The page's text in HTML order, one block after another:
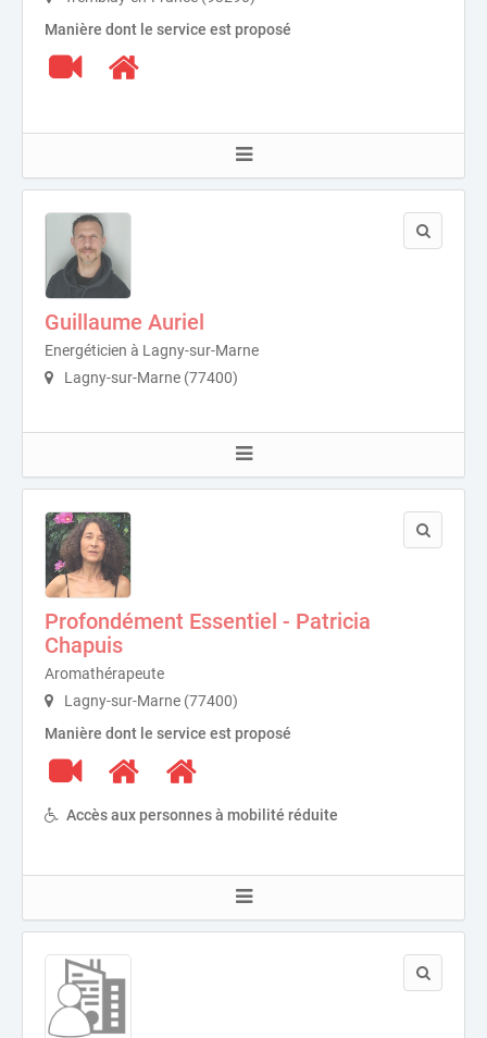
Manière dont le service est proposé
Guillaume Auriel
Energéticien à Lagny-sur-Marne
Lagny-sur-Marne (77400)
Profondément Essentiel - Patricia
Chapuis
Aromathérapeute
Lagny-sur-Marne (77400)
Manière dont le service est proposé
Accès aux personnes à mobilité réduite